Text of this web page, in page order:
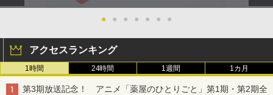
● ● ● ● ● ● ●
アクセスランキング
1時間 24時間 1週間 1カ月
第3期放送記念！ アニメ「薬屋のひとりごと」第1期・第2期全